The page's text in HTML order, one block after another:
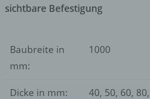
sichtbare Befestigung
Baubreite in
mm:
1000
Dicke in mm:
40, 50, 60,